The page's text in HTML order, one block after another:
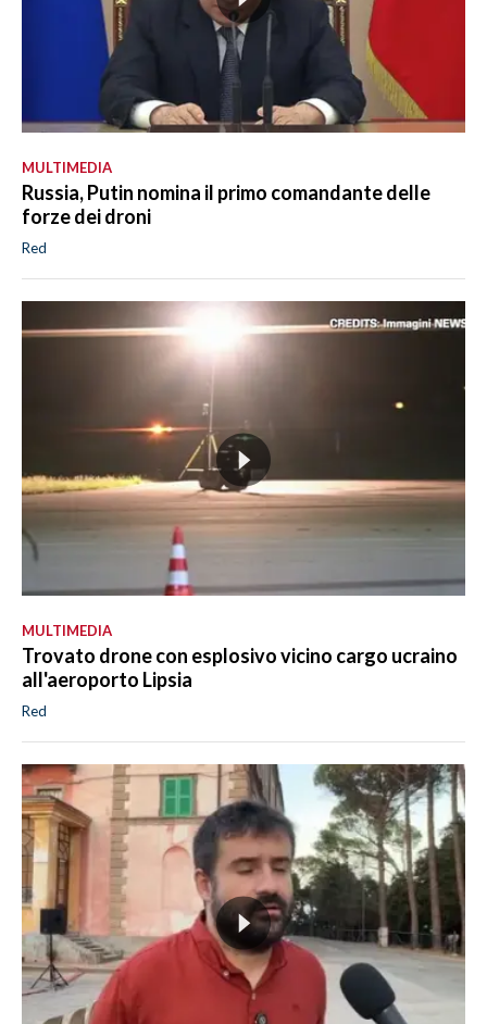
MULTIMEDIA
Russia, Putin nomina il primo comandante delle
forze dei droni
Red
MULTIMEDIA
Trovato drone con esplosivo vicino cargo ucraino
all'aeroporto Lipsia
Red